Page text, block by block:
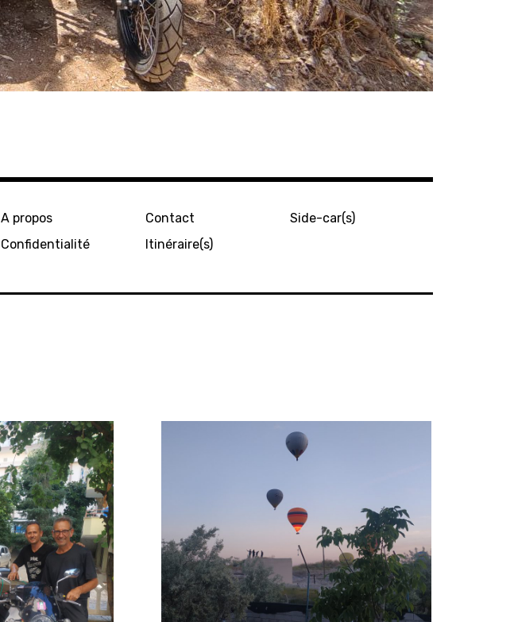
A propos
Confidentialité
Contact
Itinéraire(s)
Side-car(s)